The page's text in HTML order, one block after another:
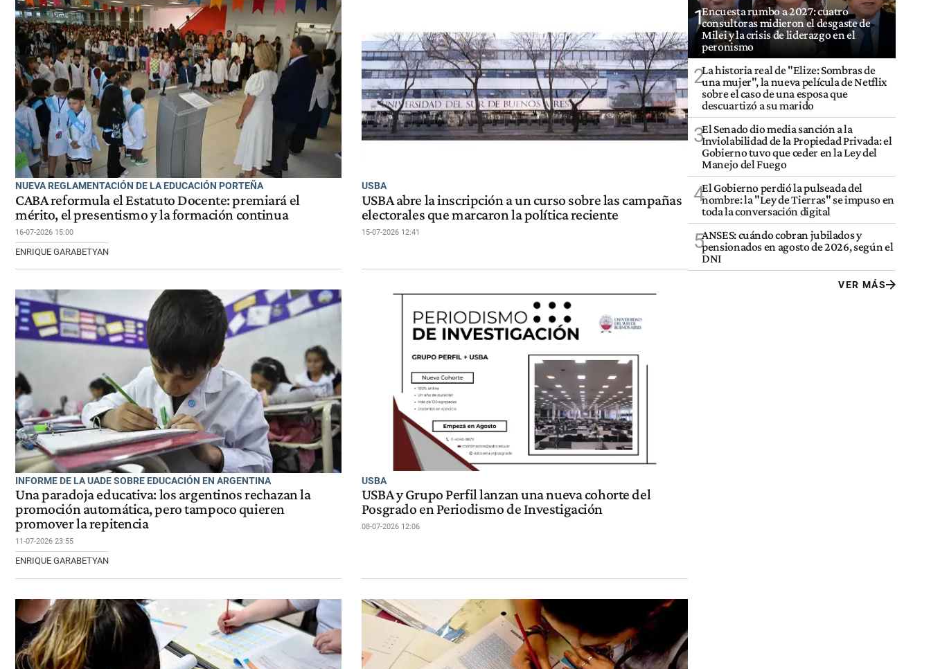
NUEVA REGLAMENTACIÓN DE LA EDUCACIÓN PORTEÑA
CABA reformula el Estatuto Docente: premiará el
mérito, el presentismo y la formación continua
16-07-2026 15:00
ENRIQUE GARABETYAN
USBA
USBA abre la inscripción a un curso sobre las campañas
electorales que marcaron la política reciente
15-07-2026 12:41
INFORME DE LA UADE SOBRE EDUCACIÓN EN ARGENTINA
Una paradoja educativa: los argentinos rechazan la
promoción automática, pero tampoco quieren
promover la repitencia
11-07-2026 23:55
ENRIQUE GARABETYAN
USBA
USBA y Grupo Perfil lanzan una nueva cohorte del
Posgrado en Periodismo de Investigación
08-07-2026 12:06
1Encuesta rumbo a 2027: cuatro
consultoras midieron el desgaste de
Milei y la crisis de liderazgo en el
peronismo
2La historia real de "Elize: Sombras de
una mujer", la nueva película de Netflix
sobre el caso de una esposa que
descuartizó a su marido
3El Senado dio media sanción a la
Inviolabilidad de la Propiedad Privada: el
Gobierno tuvo que ceder en la Ley del
Manejo del Fuego
4El Gobierno perdió la pulseada del
nombre: la "Ley de Tierras" se impuso en
toda la conversación digital
5ANSES: cuándo cobran jubilados y
pensionados en agosto de 2026, según el
DNI
VER MÁS